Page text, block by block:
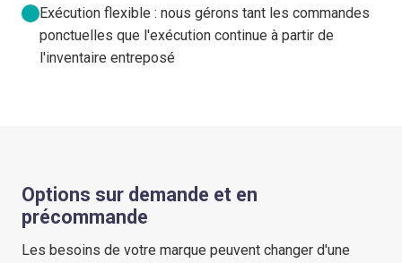
Exécution flexible : nous gérons tant les commandes
ponctuelles que l'exécution continue à partir de
l'inventaire entreposé
Options sur demande et en
précommande
Les besoins de votre marque peuvent changer d'une